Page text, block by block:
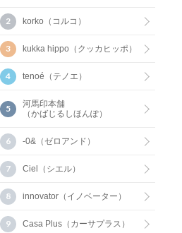
korko（コルコ）
kukka hippo（クッカヒッポ）
tenoé（テノエ）
河馬印本舗
（かばじるしほんぽ）
-0&（ゼロアンド）
Ciel（シエル）
innovator（イノベーター）
Casa Plus（カーサプラス）